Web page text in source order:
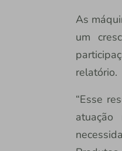
As
um
relatório.
“Esse